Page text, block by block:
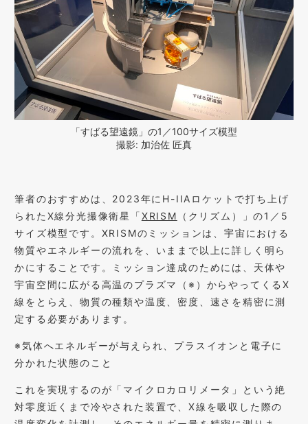
「すばる望遠鏡」の1／100サイズ模型
撮影: 加治佐 匠真
筆者のおすすめは、2023年にH-IIAロケットで打ち上げ
られたX線分光撮像衛星「XRISM
（クリズム）」の1／5
サイズ模型です。XRISMのミッションは、宇宙における
物質やエネルギーの流れを、いままで以上に詳しく明ら
かにすることです。ミッション達成のためには、天体や
宇宙空間に広がる高温のプラズマ（※）からやってくるX
線をとらえ、物質の種類や温度、密度、速さを精密に測
定する必要があります。
※気体へエネルギーが与えられ、プラスイオンと電子に
分かれた状態のこと
これを実現するのが「マイクロカロリメータ」という絶
対零度近くまで冷やされた装置で、X線を吸収した際の